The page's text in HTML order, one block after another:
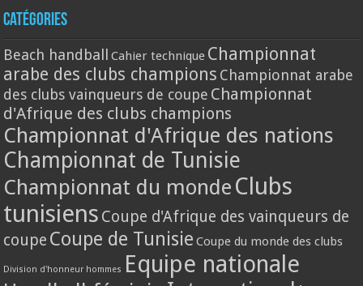
Catégories
Beach handball Cahier technique Championnat
arabe des clubs champions Championnat arabe
des clubs vainqueurs de coupe Championnat
d'Afrique des clubs champions
Championnat d'Afrique des nations
Championnat de Tunisie
Championnat du monde Clubs
tunisiens Coupe d'Afrique des vainqueurs de
coupe Coupe de Tunisie Coupe du monde des clubs
Division d'honneur hommes Equipe nationale